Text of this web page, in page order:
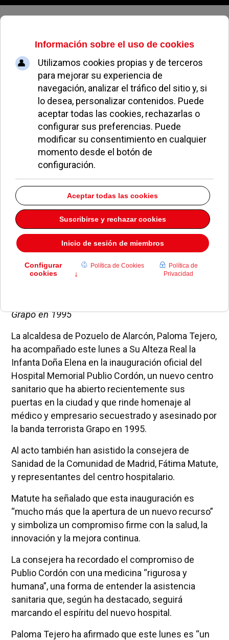
Jueves, 06 de agosto de 2026
Inaugurado el Hospital Memorial
Publio Cordón en Pozuelo
ALEJANDRO MORENO SANIDAD 11 MAYO 2026
Grapo en 1995
La alcaldesa de Pozuelo de Alarcón, Paloma Tejero,
ha acompañado este lunes a Su Alteza Real la
Infanta Doña Elena en la inauguración oficial del
Hospital Memorial Publio Cordón, un nuevo centro
sanitario que ha abierto recientemente sus
puertas en la ciudad y que rinde homenaje al
médico y empresario secuestrado y asesinado por
la banda terrorista Grapo en 1995.
Al acto también han asistido la consejera de
Sanidad de la Comunidad de Madrid, Fátima Matute,
y representantes del centro hospitalario.
Matute ha señalado que esta inauguración es
“mucho más que la apertura de un nuevo recurso”
y simboliza un compromiso firme con la salud, la
innovación y la mejora continua.
La consejera ha recordado el compromiso de
Publio Cordón con una medicina “rigurosa y
humana”, una forma de entender la asistencia
sanitaria que, según ha destacado, seguirá
marcando el espíritu del nuevo hospital.
Paloma Tejero ha afirmado que este lunes es “un